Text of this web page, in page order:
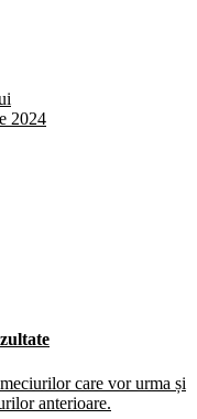
2024
care vor urma și
anterioare.